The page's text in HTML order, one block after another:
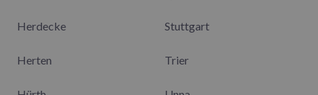
Herdecke
Herten
Stuttgart
Trier